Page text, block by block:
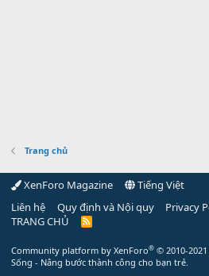
Trang chủ
XenForo Magazine
Tiếng Việt
Liên hệ
Quy định và Nội quy Privacy
TRANG CHỦ
R
Community platform by XenForo® © 2010-
Sống - Nâng bước thành công cho bạn trẻ.